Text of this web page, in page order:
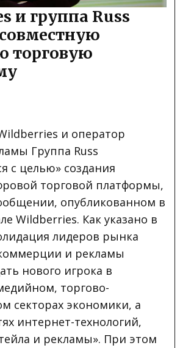
и группа Russ
торговую
и оператор
Группа Russ
с целью» создания
торговой платформы,
опубликованном в
Wildberries. Как указано в
лидеров рынка
и рекламы
нового игрока в
торгово-
секторах экономики, а
интернет-технологий,
и рекламы». При этом